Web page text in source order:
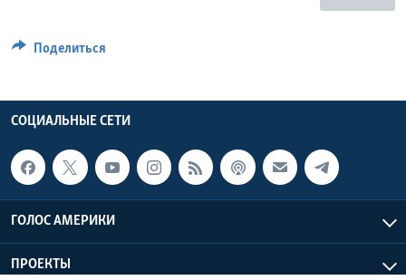
Поделиться
СОЦИАЛЬНЫЕ СЕТИ
ГОЛОС АМЕРИКИ
ПРОЕКТЫ